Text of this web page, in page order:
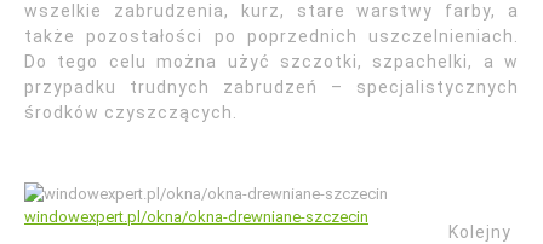
wszelkie zabrudzenia, kurz, stare warstwy farby, a
także pozostałości po poprzednich uszczelnieniach.
Do tego celu można użyć szczotki, szpachelki, a w
przypadku trudnych zabrudzeń – specjalistycznych
środków czyszczących.
windowexpert.pl/okna/okna-drewniane-szczecin
Kolejny